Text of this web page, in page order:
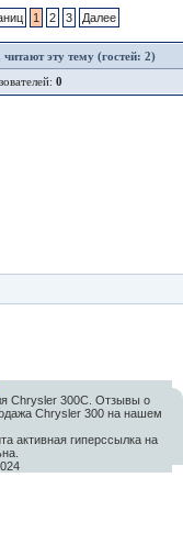
1 2 3 Далее
читают эту тему (гостей: 2)
0
Chrysler 300С. Отзывы о
Chrysler 300 на нашем
активная гиперссылка на